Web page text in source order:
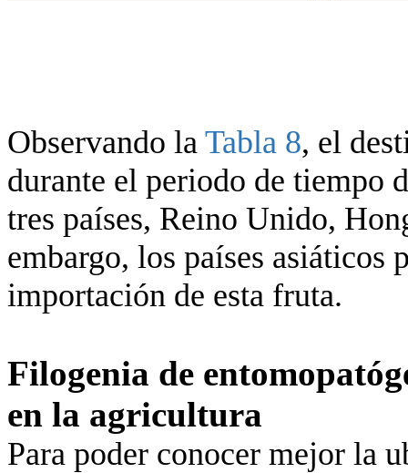
Observando la Tabla 8, el
durante el periodo de tiempo
tres países, Reino Unido,
embargo, los países asiáticos
importación de esta fruta.
Filogenia de
en la agricultura
Para poder conocer mejor la